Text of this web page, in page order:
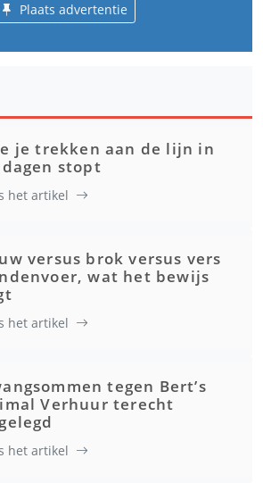
Plaats advertentie
je trekken aan de lijn in
dagen stopt
het artikel
versus brok versus vers
wat het bewijs
het artikel
tegen Bert’s
Verhuur terecht
het artikel